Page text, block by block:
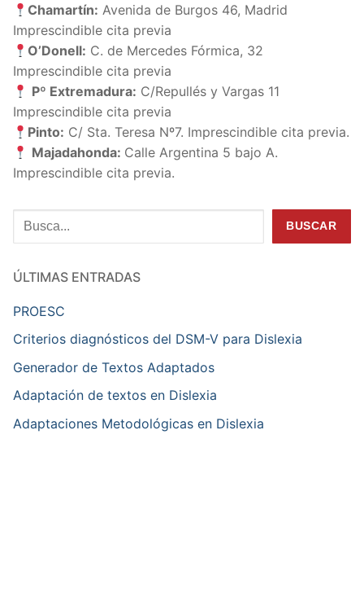
Chamartín: Avenida de Burgos 46, Madrid
Imprescindible cita previa
O’Donell: C. de Mercedes Fórmica, 32
Imprescindible cita previa
Pº Extremadura: C/Repullés y Vargas 11
Imprescindible cita previa
Pinto: C/ Sta. Teresa Nº7. Imprescindible cita previa.
Majadahonda: Calle Argentina 5 bajo A.
Imprescindible cita previa.
Buscar BUSCAR
ÚLTIMAS ENTRADAS
PROESC
Criterios diagnósticos del DSM-V para Dislexia
Generador de Textos Adaptados
Adaptación de textos en Dislexia
Adaptaciones Metodológicas en Dislexia